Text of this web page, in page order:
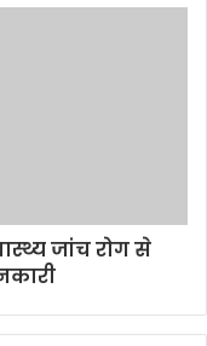
जांच रोग से